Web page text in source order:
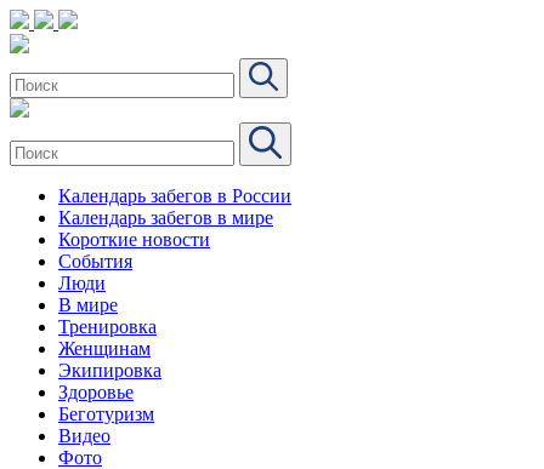
Календарь забегов в России
Календарь забегов в мире
Короткие новости
События
Люди
В мире
Тренировка
Женщинам
Экипировка
Здоровье
Беготуризм
Видео
Фото